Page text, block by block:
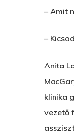
– Amit
–
Anita
klinika
vezető